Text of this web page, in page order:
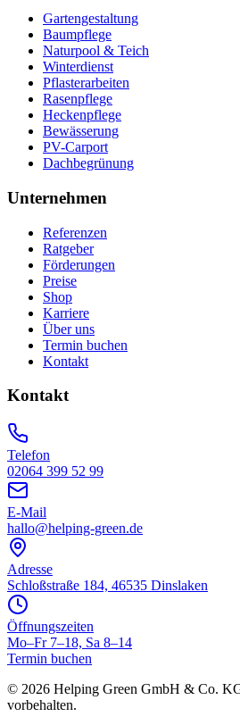
Gartengestaltung
Baumpflege
Naturpool & Teich
Winterdienst
Pflasterarbeiten
Rasenpflege
Heckenpflege
Bewässerung
PV-Carport
Dachbegrünung
Unternehmen
Referenzen
Ratgeber
Förderungen
Preise
Shop
Karriere
Über uns
Termin buchen
Kontakt
Kontakt
Telefon
02064 399 52 99
E-Mail
hallo@helping-green.de
Adresse
Schloßstraße 184, 46535 Dinslaken
Öffnungszeiten
Mo–Fr 7–18, Sa 8–14
Termin buchen
© 2026 Helping Green GmbH & Co.
vorbehalten.